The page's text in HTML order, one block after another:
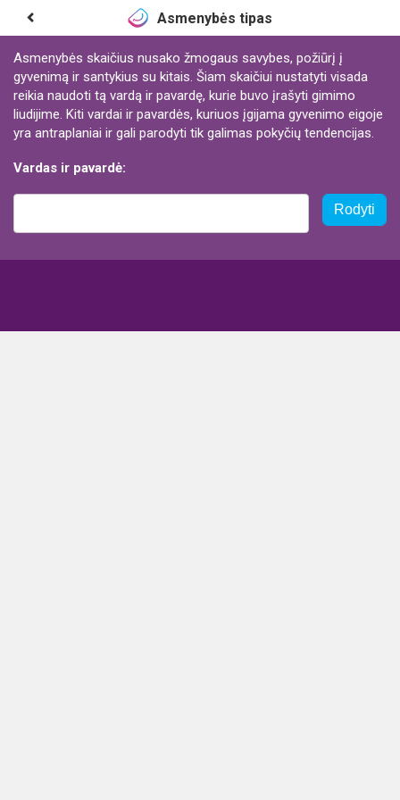
Asmenybės tipas
Asmenybės skaičius nusako žmogaus savybes, požiūrį į
gyvenimą ir santykius su kitais. Šiam skaičiui nustatyti visada
reikia naudoti tą vardą ir pavardę, kurie buvo įrašyti gimimo
liudijime. Kiti vardai ir pavardės, kuriuos įgijama gyvenimo eigoje
yra antraplaniai ir gali parodyti tik galimas pokyčių tendencijas.
Vardas ir pavardė:
Rodyti